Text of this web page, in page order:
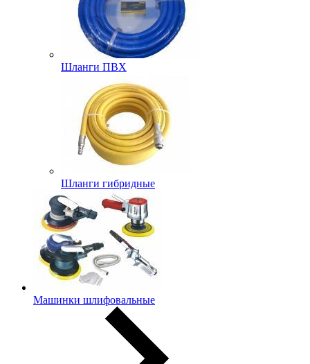
Шланги ПВХ
Шланги гибридные
Машинки шлифовальные